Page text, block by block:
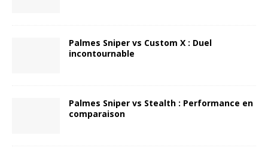
Palmes Sniper vs Custom X : Duel
incontournable
Palmes Sniper vs Stealth : Performance en
comparaison